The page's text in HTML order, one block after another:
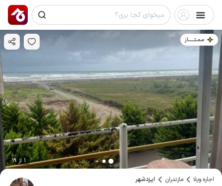
مـمـتــــــاز
1 از 19
اجاره ویلا مازندران ایزدشهر